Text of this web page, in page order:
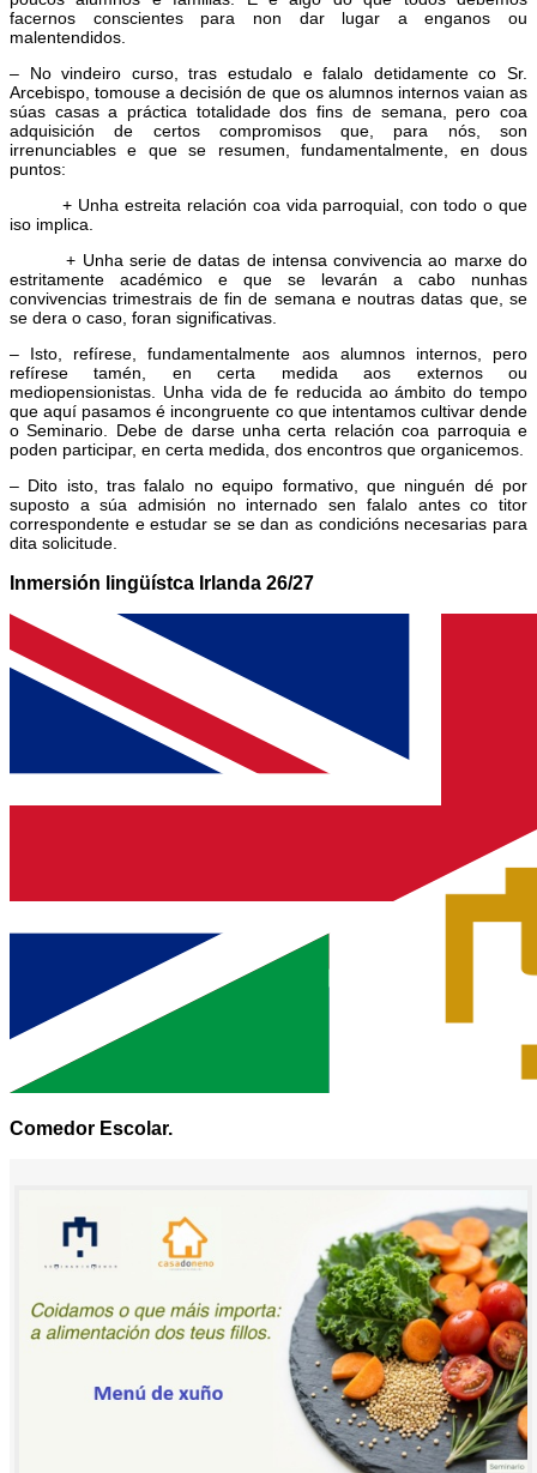
facernos conscientes para non dar lugar a enganos ou
malentendidos.
– No vindeiro curso, tras estudalo e falalo detidamente co Sr.
Arcebispo, tomouse a decisión de que os alumnos internos vaian as
súas casas a práctica totalidade dos fins de semana, pero coa
adquisición de certos compromisos que, para nós, son
irrenunciables e que se resumen, fundamentalmente, en dous
puntos:
+ Unha estreita relación coa vida parroquial, con todo o que
iso implica.
+ Unha serie de datas de intensa convivencia ao marxe do
estritamente académico e que se levarán a cabo nunhas
convivencias trimestrais de fin de semana e noutras datas que, se
se dera o caso, foran significativas.
– Isto, refírese, fundamentalmente aos alumnos internos, pero
refírese tamén, en certa medida aos externos ou
mediopensionistas. Unha vida de fe reducida ao ámbito do tempo
que aquí pasamos é incongruente co que intentamos cultivar dende
o Seminario. Debe de darse unha certa relación coa parroquia e
poden participar, en certa medida, dos encontros que organicemos.
– Dito isto, tras falalo no equipo formativo, que ninguén dé por
suposto a súa admisión no internado sen falalo antes co titor
correspondente e estudar se se dan as condicións necesarias para
dita solicitude.
Inmersión lingüístca Irlanda 26/27
Comedor Escolar.